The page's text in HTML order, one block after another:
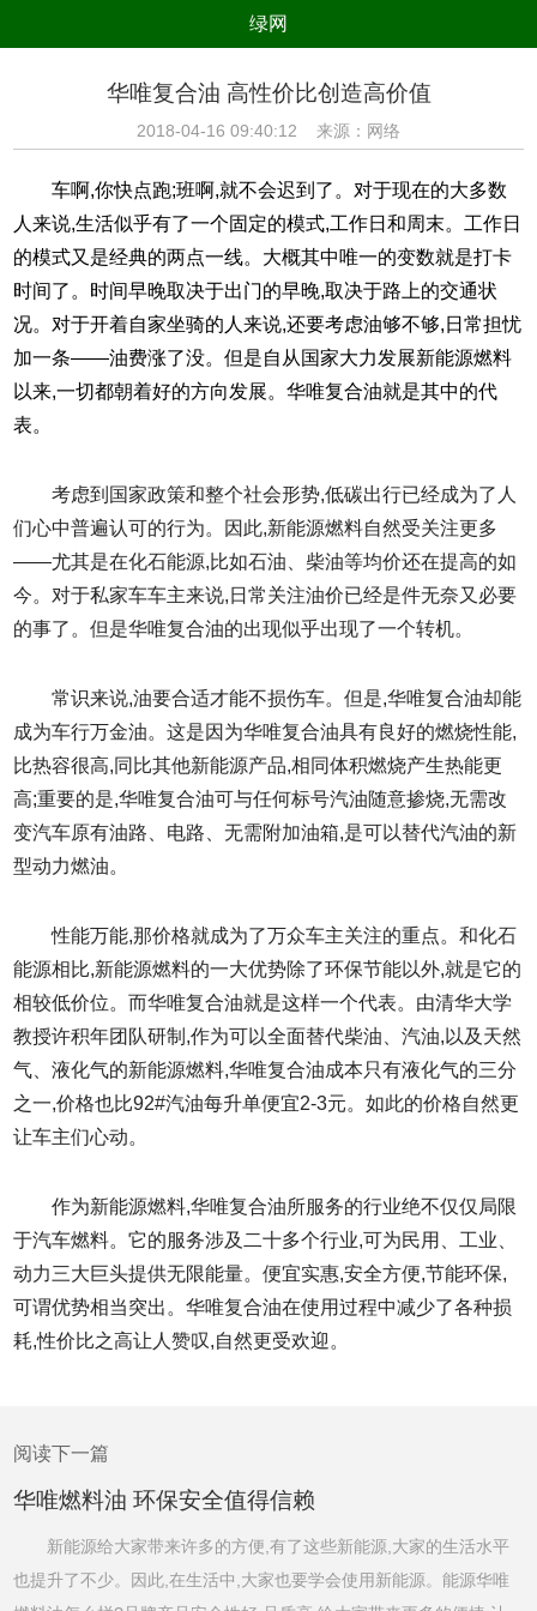
绿网
健康
时尚 家居 新技术 新能源
环境保护 节能减排 绿色产业 污染防治
华唯复合油 高性价比创造高价值
2018-04-16 09:40:12 来源：网络
车啊,你快点跑;班啊,就不会迟到了。对于现在的大多数
人来说,生活似乎有了一个固定的模式,工作日和周末。工作日
的模式又是经典的两点一线。大概其中唯一的变数就是打卡
时间了。时间早晚取决于出门的早晚,取决于路上的交通状
况。对于开着自家坐骑的人来说,还要考虑油够不够,日常担忧
加一条——油费涨了没。但是自从国家大力发展新能源燃料
以来,一切都朝着好的方向发展。华唯复合油就是其中的代
表。
考虑到国家政策和整个社会形势,低碳出行已经成为了人
们心中普遍认可的行为。因此,新能源燃料自然受关注更多
——尤其是在化石能源,比如石油、柴油等均价还在提高的如
今。对于私家车车主来说,日常关注油价已经是件无奈又必要
的事了。但是华唯复合油的出现似乎出现了一个转机。
常识来说,油要合适才能不损伤车。但是,华唯复合油却能
成为车行万金油。这是因为华唯复合油具有良好的燃烧性能,
比热容很高,同比其他新能源产品,相同体积燃烧产生热能更
高;重要的是,华唯复合油可与任何标号汽油随意掺烧,无需改
变汽车原有油路、电路、无需附加油箱,是可以替代汽油的新
型动力燃油。
性能万能,那价格就成为了万众车主关注的重点。和化石
能源相比,新能源燃料的一大优势除了环保节能以外,就是它的
相较低价位。而华唯复合油就是这样一个代表。由清华大学
教授许积年团队研制,作为可以全面替代柴油、汽油,以及天然
气、液化气的新能源燃料,华唯复合油成本只有液化气的三分
之一,价格也比92#汽油每升单便宜2-3元。如此的价格自然更
让车主们心动。
作为新能源燃料,华唯复合油所服务的行业绝不仅仅局限
于汽车燃料。它的服务涉及二十多个行业,可为民用、工业、
动力三大巨头提供无限能量。便宜实惠,安全方便,节能环保,
可谓优势相当突出。华唯复合油在使用过程中减少了各种损
耗,性价比之高让人赞叹,自然更受欢迎。
阅读下一篇
华唯燃料油 环保安全值得信赖
新能源给大家带来许多的方便,有了这些新能源,大家的生活水平
也提升了不少。因此,在生活中,大家也要学会使用新能源。能源华唯